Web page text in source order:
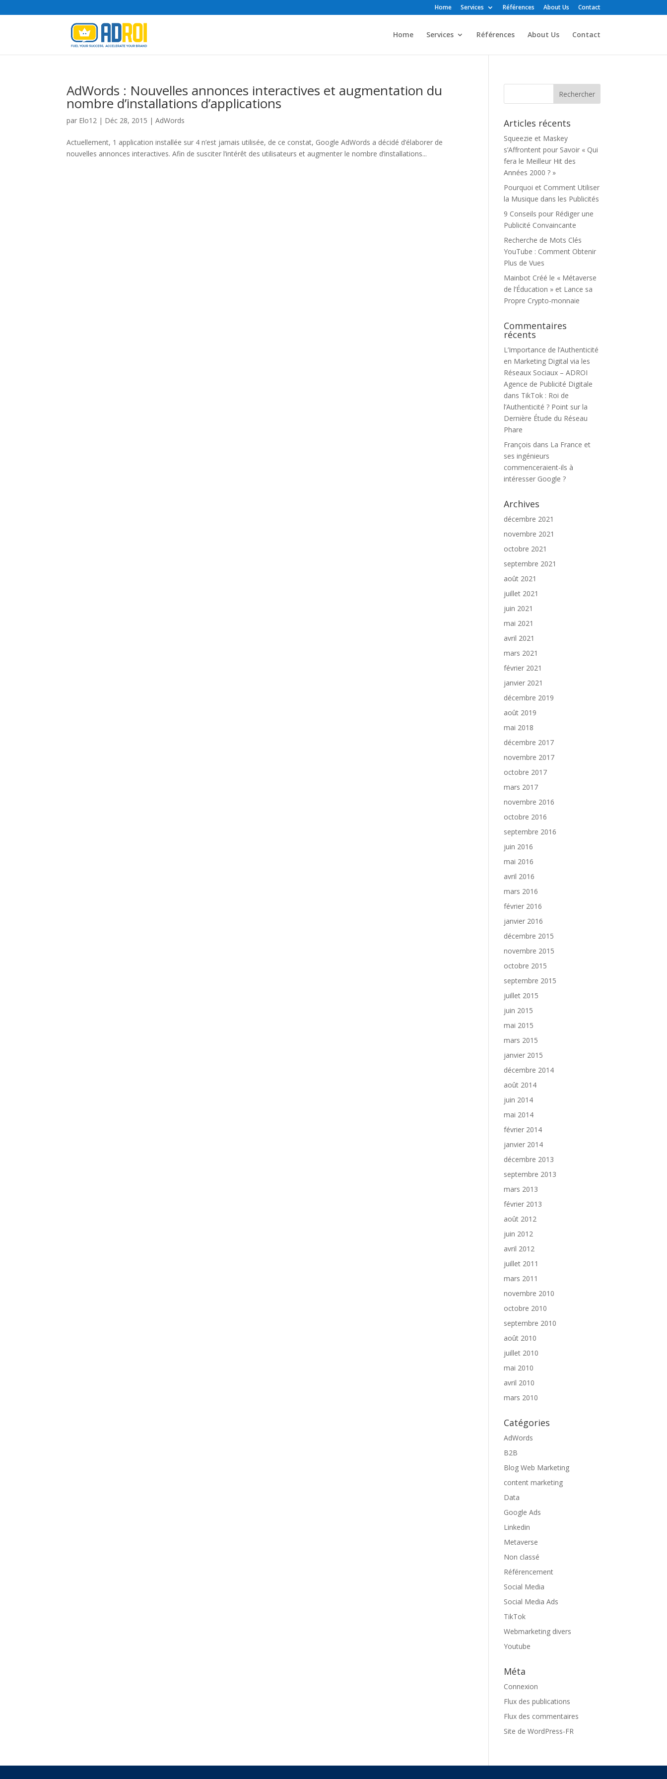
Home Services Références About Us Contact
Home Services Références About Us Contact
AdWords : Nouvelles annonces interactives et augmentation du
nombre d’installations d’applications
par Elo12 | Déc 28, 2015 |AdWords
Actuellement, 1 application installée sur 4 n’est jamais utilisée, de ce constat, Google AdWords a décidé d’élaborer de
nouvelles annonces interactives. Afin de susciter l’intérêt des utilisateurs et augmenter le nombre d’installations...
Articles récents
Squeezie et Maskey
s’Affrontent pour Savoir « Qui
fera le Meilleur Hit des
Années 2000 ? »
Pourquoi et Comment Utiliser
la Musique dans les Publicités
9 Conseils pour Rédiger une
Publicité Convaincante
Recherche de Mots Clés
YouTube : Comment Obtenir
Plus de Vues
Mainbot Créé le « Métaverse
de l’Éducation » et Lance sa
Propre Crypto-monnaie
Commentaires
récents
L’Importance de l’Authenticité
en Marketing Digital via les
Réseaux Sociaux – ADROI
Agence de Publicité Digitale
dans TikTok : Roi de
l’Authenticité ? Point sur la
Dernière Étude du Réseau
Phare
François dans La France et
ses ingénieurs
commenceraient-ils à
intéresser Google ?
Archives
décembre 2021
novembre 2021
octobre 2021
septembre 2021
août 2021
juillet 2021
juin 2021
mai 2021
avril 2021
mars 2021
février 2021
janvier 2021
décembre 2019
août 2019
mai 2018
décembre 2017
novembre 2017
octobre 2017
mars 2017
novembre 2016
octobre 2016
septembre 2016
juin 2016
mai 2016
avril 2016
mars 2016
février 2016
janvier 2016
décembre 2015
novembre 2015
octobre 2015
septembre 2015
juillet 2015
juin 2015
mai 2015
mars 2015
janvier 2015
décembre 2014
août 2014
juin 2014
mai 2014
février 2014
janvier 2014
décembre 2013
septembre 2013
mars 2013
février 2013
août 2012
juin 2012
avril 2012
juillet 2011
mars 2011
novembre 2010
octobre 2010
septembre 2010
août 2010
juillet 2010
mai 2010
avril 2010
mars 2010
Catégories
AdWords
B2B
Blog Web Marketing
content marketing
Data
Google Ads
Linkedin
Metaverse
Non classé
Référencement
Social Media
Social Media Ads
TikTok
Webmarketing divers
Youtube
Méta
Connexion
Flux des publications
Flux des commentaires
Site de WordPress-FR